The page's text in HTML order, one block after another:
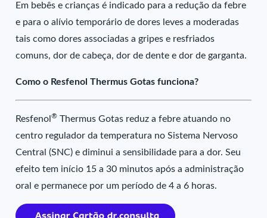
Em bebês e crianças é indicado para a redução da febre
e para o alívio temporário de dores leves a moderadas
tais como dores associadas a gripes e resfriados
comuns, dor de cabeça, dor de dente e dor de garganta.
Como o Resfenol Thermus Gotas funciona?
Resfenol® Thermus Gotas reduz a febre atuando no
centro regulador da temperatura no Sistema Nervoso
Central (SNC) e diminui a sensibilidade para a dor. Seu
efeito tem início 15 a 30 minutos após a administração
oral e permanece por um período de 4 a 6 horas.